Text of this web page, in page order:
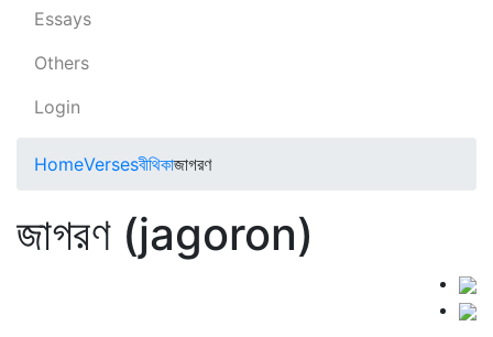
Essays
Others
Login
HomeVersesবীথিকাজাগরণ
জাগরণ (jagoron)